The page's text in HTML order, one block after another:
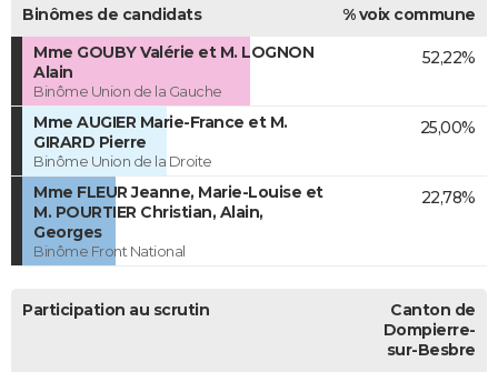
Binômes de candidats
% voix commune
Mme GOUBY Valérie et M. LOGNON
Alain
Binôme Union de la Gauche
52,22%
Mme AUGIER Marie-France et M.
GIRARD Pierre
Binôme Union de la Droite
25,00%
Mme FLEUR Jeanne, Marie-Louise et
M. POURTIER Christian, Alain,
Georges
Binôme Front National
22,78%
Participation au scrutin
Canton de
Dompierre-
sur-Besbre